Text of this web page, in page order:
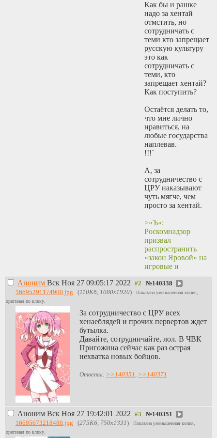
Как бы и рашке
надо за хентай
отмстить, но
сотрудничать с
теми кто запрещает
русскую культуру
это как
сотрудничать с
теми, кто
запрещает хентай?
Как поступить?
Остаётся делать то,
что мне лично
нравиться, на
любые государства
наплевав.
!!!˚
А, за
сотрудничество с
ЦРУ наказывают
чуть мягче, чем
просто за хентай.
>«Ъ»:
Роскомнадзор
призвал
распространить
«закон Яровой» на
игровые и
стриминговые
сервисы
https://m.lenta.ru/
в сторону
сотрудничества с
Аноним Вск Ноя 27 09:05:17 2022 №140338
16695291174900.jpg (110Кб, 1080x1920)
Показана уменьшенная копия,
оригинал по клику.
За сотрудничество с ЦРУ всех
хенаеблядей и прочих первертов ждет
бутылка.
Давайте, сотрудничайте, лол. В ЧВК
Пригожина сейчас как раз острая
нехватка новых бойцов.
Ответы: >>140351 , >>140371
Аноним Вск Ноя 27 19:42:01 2022 №140351
16695673218480.jpg (275Кб, 750x1331)
Показана уменьшенная копия,
оригинал по клику.